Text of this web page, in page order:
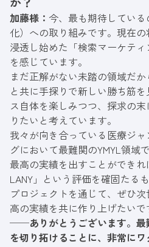
加藤様： 今、最も期待してい
化）への取り組みです。現在
浸透し始めた「検索マーケテ
を感じています。
まだ正解がない未踏の領域だ
と共に手探りで新しい勝ち筋
ス自体を楽しみつつ、探求の
りたいと考えています。
我々が向き合っている医療ジ
グにおいて最難関のYMYL領域
最高の実績を出すことができれ
LANY」という評価を確固たる
プロジェクトを通じて、ぜひ
高の実績を共に作り上げたいで
──ありがとうございます。最
を切り拓けることに、非常に